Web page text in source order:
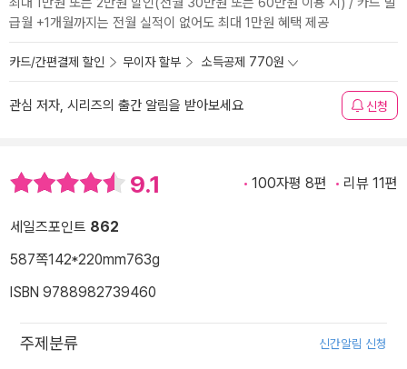
급월 +1개월까지는 전월 실적이 없어도 최대 1만원 혜택 제공
카드/간편결제 할인 무이자 할부 소득공제 770원
관심 저자, 시리즈의 출간 알림을 받아보세요 신청
9.1 100자평 8편 리뷰 11편
세일즈포인트 862
587쪽142*220mm763g
ISBN 9788982739460
주제분류 신간알림 신청